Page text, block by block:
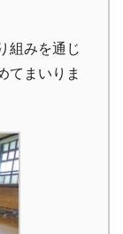
組みを通じ
てまいりま